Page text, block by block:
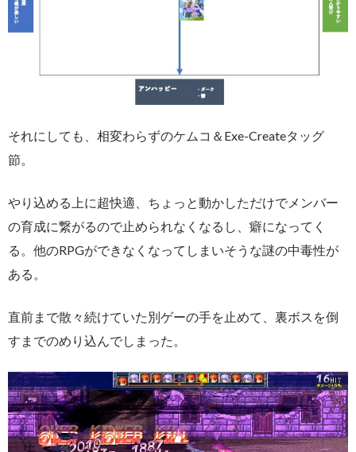
それにしても、相変わらずのケムコ＆Exe-Createタッグ
節。
やり込める上に超快適、ちょっと動かしただけでメンバー
の育成に繋がるので止められなくなるし、癖になってく
る。他のRPGができなくなってしまいそうな謎の中毒性が
ある。
直前まで散々続けていた別ゲーの手を止めて、裏ボスを倒
すまでのめり込んでしまった。